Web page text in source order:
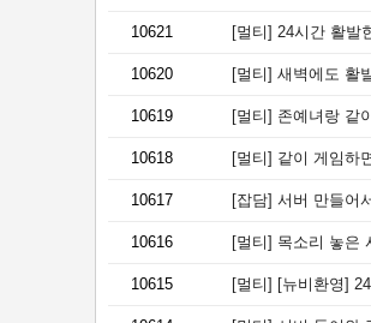
10621 [멀티] 24시간 활발
10620 [멀티] 새벽에도 활발
10619 [멀티] 존예녀랑 같
10618 [멀티] 같이 게임하
10617 [잡담] 서버 만들어
10616 [멀티] 목소리 놓은
10615 [멀티] [뉴비환영]